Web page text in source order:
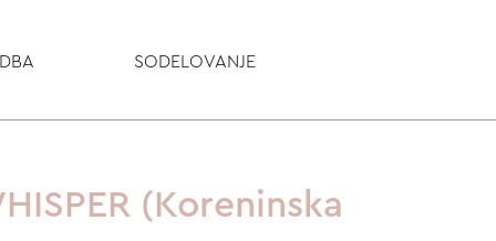
SODELOVANJE
(Koreninska